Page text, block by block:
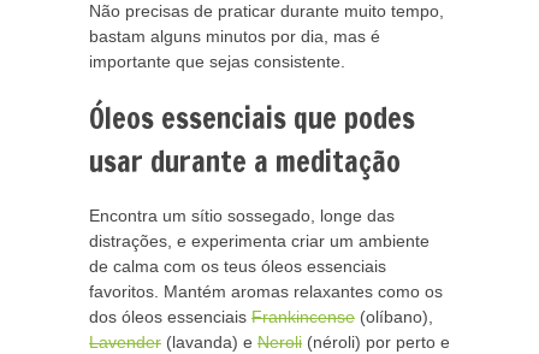
Não precisas de praticar durante muito tempo,
bastam alguns minutos por dia, mas é
importante que sejas consistente.
Óleos essenciais que podes
usar durante a meditação
Encontra um sítio sossegado, longe das
distrações, e experimenta criar um ambiente
de calma com os teus óleos essenciais
favoritos. Mantém aromas relaxantes como os
dos óleos essenciais Frankincense (olíbano),
Lavender (lavanda) e Neroli (néroli) por perto e